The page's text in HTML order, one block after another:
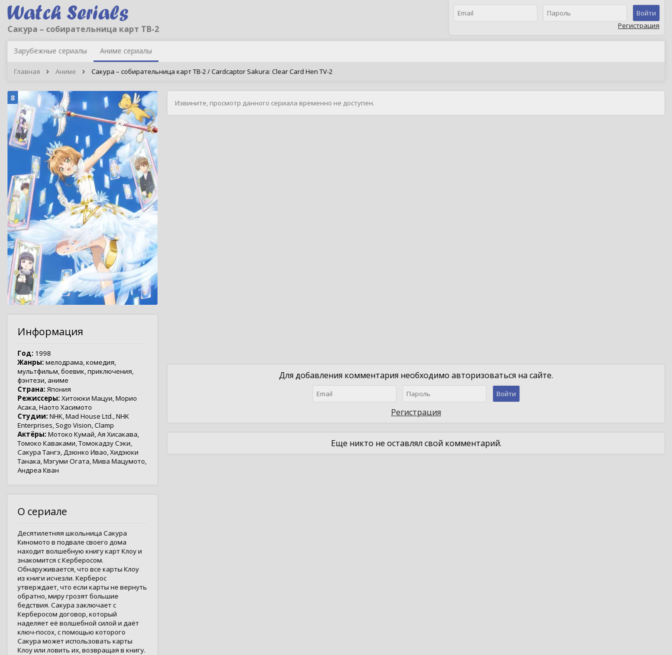
Сакура – собирательница карт ТВ-2
Войти
Регистрация
Зарубежные сериалы Аниме сериалы
Главная Аниме Сакура – собирательница карт ТВ-2 / Cardcaptor Sakura: Clear Card Hen TV-2
8
Информация
Год: 1998
Жанры: мелодрама,комедия,
мультфильм,боевик,приключения,
фэнтези, аниме
Страна: Япония
Режиссеры: Хитоюки Мацуи,Морио
Асака,Наото Хасимото
Студии: NHK,Mad House Ltd.,NHK
Enterprises,Sogo Vision,Clamp
Актёры: Мотоко Кумай,Ая Хисакава,
Томоко Каваками,Томокадзу Сэки,
Сакура Тангэ,Дзюнко Ивао,Хидэюки
Танака,Мэгуми Огата,Мива Мацумото,
Андреа Кван
О сериале
Десятилетняя школьница Сакура
Киномото в подвале своего дома
находит волшебную книгу карт Клоу и
знакомится с Керберосом.
Обнаруживается, что все карты Клоу
из книги исчезли. Керберос
утверждает, что если карты не вернуть
обратно, миру грозят большие
бедствия. Сакура заключает с
Керберосом договор, который
наделяет её волшебной силой и даёт
ключ-посох, с помощью которого
Сакура может использовать карты
Клоу или ловить их, возвращая в книгу.
Извините, просмотр данного сериала временно не доступен.
Для добавления комментария необходимо авторизоваться на сайте.
Войти
Регистрация
Еще никто не оставлял свой комментарий.